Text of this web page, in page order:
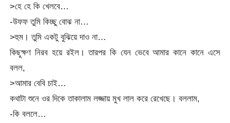
>হে হে কি খেলবে…
-উফফ তুমি কিচ্ছু বোঝ না…
>হুম। তুমি একটু বুঝিয়ে দাও না…
কিছুক্ষণ নিরব হয়ে রইল। তারপর কি যেন ভেবে আমার কানে কানে এসে
বলল,
>আমার বেবি চাই…
কথাটা শুনে ওর দিকে তাকালাম লজ্জায় মুখ লাল করে রেখেছে। বললাম,
-কি বললে…